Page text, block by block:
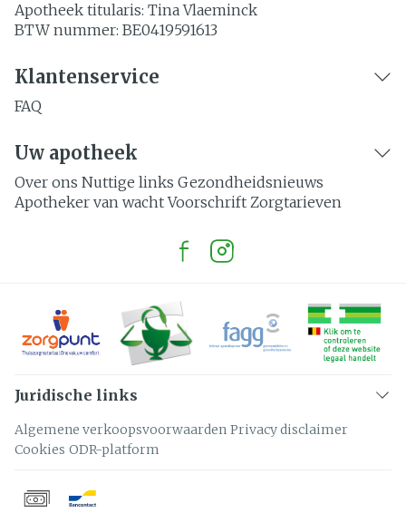
Apotheek titularis: Tina Vlaeminck
BTW nummer: BE0419591613
Klantenservice
FAQ
Uw apotheek
Over ons Nuttige links Gezondheidsnieuws
Apotheker van wacht Voorschrift Zorgtarieven
Juridische links
Algemene verkoopsvoorwaarden Privacy disclaimer
Cookies ODR-platform